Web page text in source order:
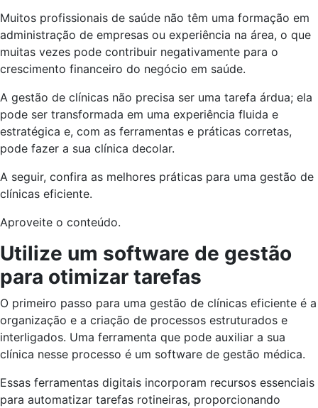
Muitos profissionais de saúde não têm uma formação em
administração de empresas ou experiência na área, o que
muitas vezes pode contribuir negativamente para o
crescimento financeiro do negócio em saúde.
A gestão de clínicas não precisa ser uma tarefa árdua; ela
pode ser transformada em uma experiência fluida e
estratégica e, com as ferramentas e práticas corretas,
pode fazer a sua clínica decolar.
A seguir, confira as melhores práticas para uma gestão de
clínicas eficiente.
Aproveite o conteúdo.
Utilize um software de gestão
para otimizar tarefas
O primeiro passo para uma gestão de clínicas eficiente é a
organização e a criação de processos estruturados e
interligados. Uma ferramenta que pode auxiliar a sua
clínica nesse processo é um software de gestão médica.
Essas ferramentas digitais incorporam recursos essenciais
para automatizar tarefas rotineiras, proporcionando